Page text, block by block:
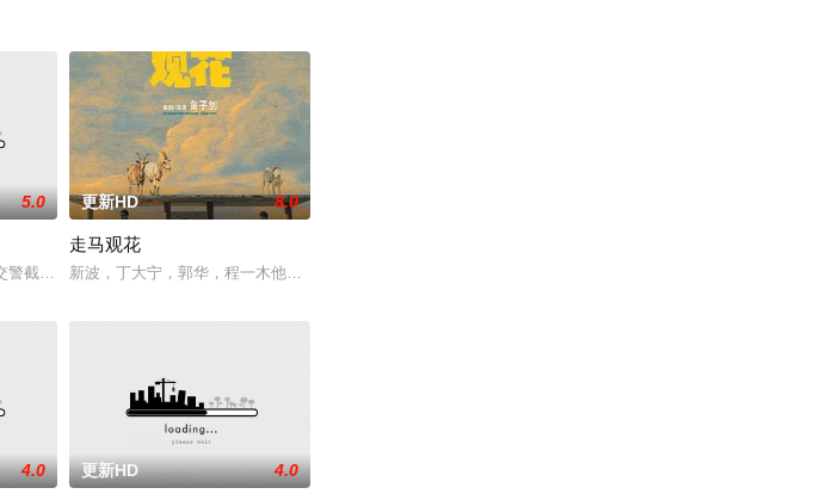
忆，生动诠释了“艰苦创业、奋发图强、无私奉献、开拓创新”的大陈岛垦荒精神，斩获第五届亚洲国际青年电影展金
却在考试现场卷入警察局长遇刺事件，幸好有一直以灵魂形态存在的哥哥相助才脱险。而局长遇刺事件也牵扯出以
5.0
警截停铜矿押运车，炸药破箱、两命陨灭，悍匪携枪遁入茫茫戈壁。刑警杨志刚凭现场足迹与痕迹精准锁凶，追凶途
更新HD 8.0
走马观花
新波，丁大宁，郭华，程一木他们毕业于同一所大学。他们和很多年轻人一样，自以为是，敏感错弱，没有
4.0 更新HD 4.0